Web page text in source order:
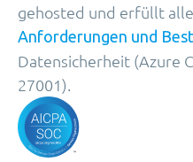
gehosted und erfüllt
Anforderungen und
Datensicherheit (Azure
27001).